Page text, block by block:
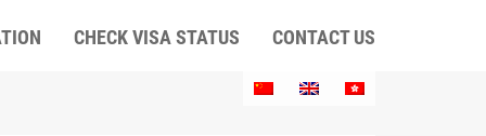
CHECK VISA STATUS CONTACT US